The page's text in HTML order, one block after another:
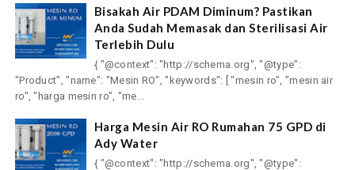
Bisakah Air PDAM Diminum? Pastikan
Anda Sudah Memasak dan Sterilisasi Air
Terlebih Dulu
{ "@context": "http://schema.org", "@type":
"Product", "name": "Mesin RO", "keywords": [ "mesin ro", "mesin air
ro", "harga mesin ro", "me...
Harga Mesin Air RO Rumahan 75 GPD di
Ady Water
{ "@context": "http://schema.org", "@type":